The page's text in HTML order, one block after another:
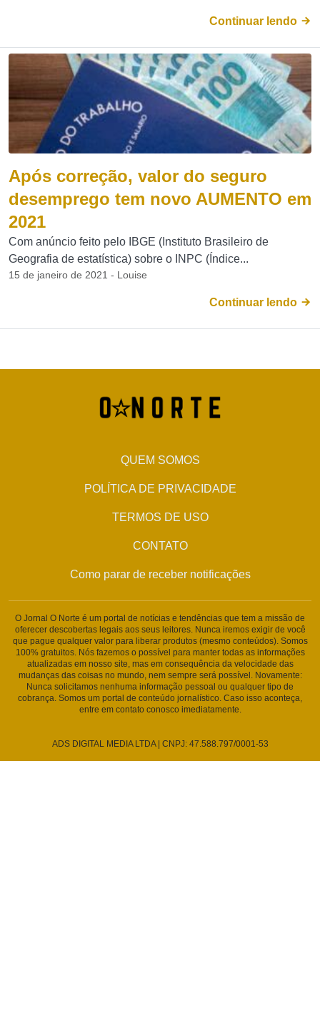
Continuar lendo
Após correção, valor do seguro
desemprego tem novo AUMENTO em
2021
Com anúncio feito pelo IBGE (Instituto Brasileiro de
Geografia de estatística) sobre o INPC (Índice...
15 de janeiro de 2021 - Louise
Continuar lendo
QUEM SOMOS
POLÍTICA DE PRIVACIDADE
TERMOS DE USO
CONTATO
Como parar de receber notificações
O Jornal O Norte é um portal de notícias e tendências que tem a missão de
oferecer descobertas legais aos seus leitores. Nunca iremos exigir de você
que pague qualquer valor para liberar produtos (mesmo conteúdos). Somos
100% gratuitos. Nós fazemos o possível para manter todas as informações
atualizadas em nosso site, mas em consequência da velocidade das
mudanças das coisas no mundo, nem sempre será possível. Novamente:
Nunca solicitamos nenhuma informação pessoal ou qualquer tipo de
cobrança. Somos um portal de conteúdo jornalístico. Caso isso aconteça,
entre em contato conosco imediatamente.
ADS DIGITAL MEDIA LTDA | CNPJ: 47.588.797/0001-53